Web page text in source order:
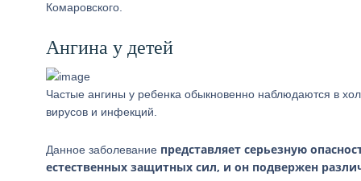
Комаровского.
Ангина у детей
Частые ангины у ребенка обыкновенно наблюдаются в
вирусов и инфекций.
Данное заболевание представляет серьезную
естественных защитных сил, и он подвержен